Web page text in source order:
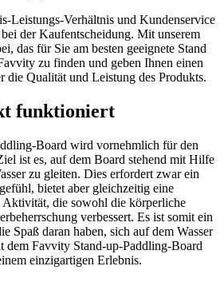
Leistungs-Verhältnis und Kundenservice
der Kaufentscheidung. Mit unserem
das für Sie am besten geeignete Stand
zu finden und geben Ihnen einen
die Qualität und Leistung des Produkts.
funktioniert
Board wird vornehmlich für den
ist es, auf dem Board stehend mit Hilfe
zu gleiten. Dies erfordert zwar ein
bietet aber gleichzeitig eine
Aktivität, die sowohl die körperliche
verbessert. Es ist somit ein
Spaß daran haben, sich auf dem Wasser
dem Favvity Stand-up-Paddling-Board
einzigartigen Erlebnis.